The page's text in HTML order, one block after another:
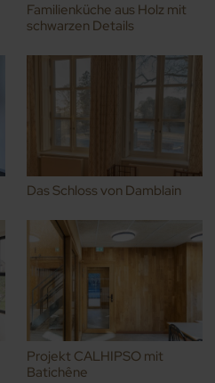
Familienküche aus Holz mit
schwarzen Details
Das Schloss von Damblain
Projekt CALHIPSO mit
Batichêne